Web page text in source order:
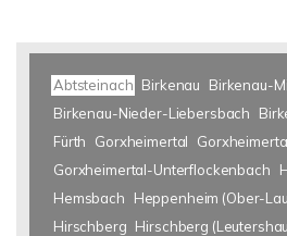
Abtsteinach Birkenau
Birkenau-
Birkenau-Nieder-Liebersbach
Fürth
Gorxheimertal
Gorxheimertal-Unterflockenbach
Hemsbach
Heppenheim (Ober-
Hirschberg Hirschberg